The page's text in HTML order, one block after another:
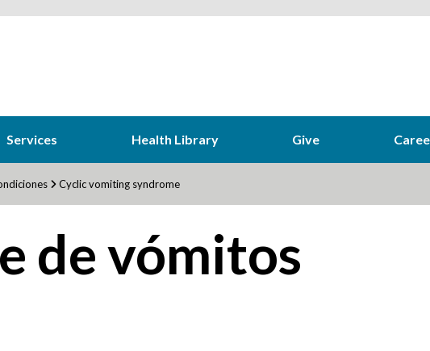
Services Health Library Give
Cyclic vomiting syndrome
de vómitos